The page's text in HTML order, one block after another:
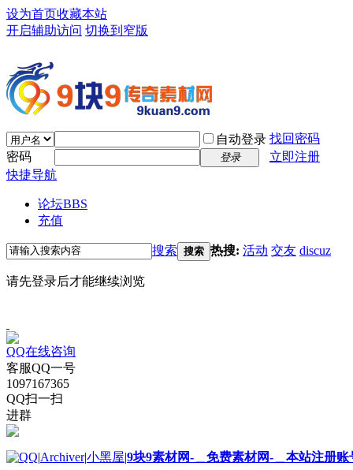
设为首页收藏本站
开启辅助访问 切换到窄版
自动登录 找回密码
密码
登录
立即注册
快捷导航
论坛BBS
充值
搜索 搜索 热搜: 活动 交友 discuz
请先登录后才能继续浏览
QQ在线咨询
客服QQ一号
1097167365
QQ扫一扫
进群
|Archiver|小黑屋|9块9素材网-＿免费素材网-＿本站注册账